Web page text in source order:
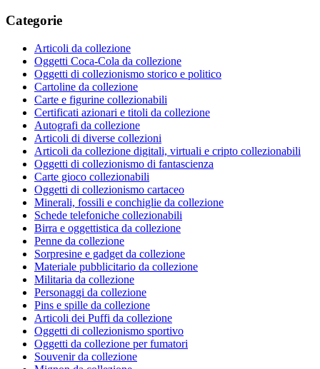
Categorie
Articoli da collezione
Oggetti Coca-Cola da collezione
Oggetti di collezionismo storico e politico
Cartoline da collezione
Carte e figurine collezionabili
Certificati azionari e titoli da collezione
Autografi da collezione
Articoli di diverse collezioni
Articoli da collezione digitali, virtuali e cripto collezionabili
Oggetti di collezionismo di fantascienza
Carte gioco collezionabili
Oggetti di collezionismo cartaceo
Minerali, fossili e conchiglie da collezione
Schede telefoniche collezionabili
Birra e oggettistica da collezione
Penne da collezione
Sorpresine e gadget da collezione
Materiale pubblicitario da collezione
Militaria da collezione
Personaggi da collezione
Pins e spille da collezione
Articoli dei Puffi da collezione
Oggetti di collezionismo sportivo
Oggetti da collezione per fumatori
Souvenir da collezione